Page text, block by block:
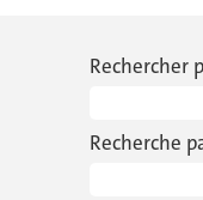
Rechercher
Recherche